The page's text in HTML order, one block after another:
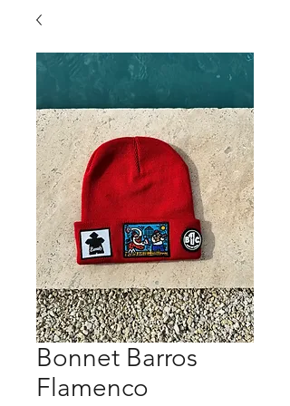
Bonnet Barros
Flamenco